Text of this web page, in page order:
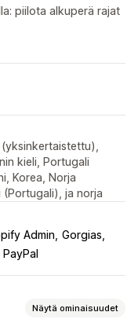
piilota alkuperä rajat
(yksinkertaistettu),
kieli, Portugali
Korea, Norja
ja norja
Admin Gorgias
PayPal
Näytä ominaisuudet